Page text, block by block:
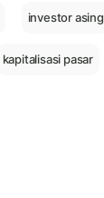
investor asing
kapitalisasi pasar